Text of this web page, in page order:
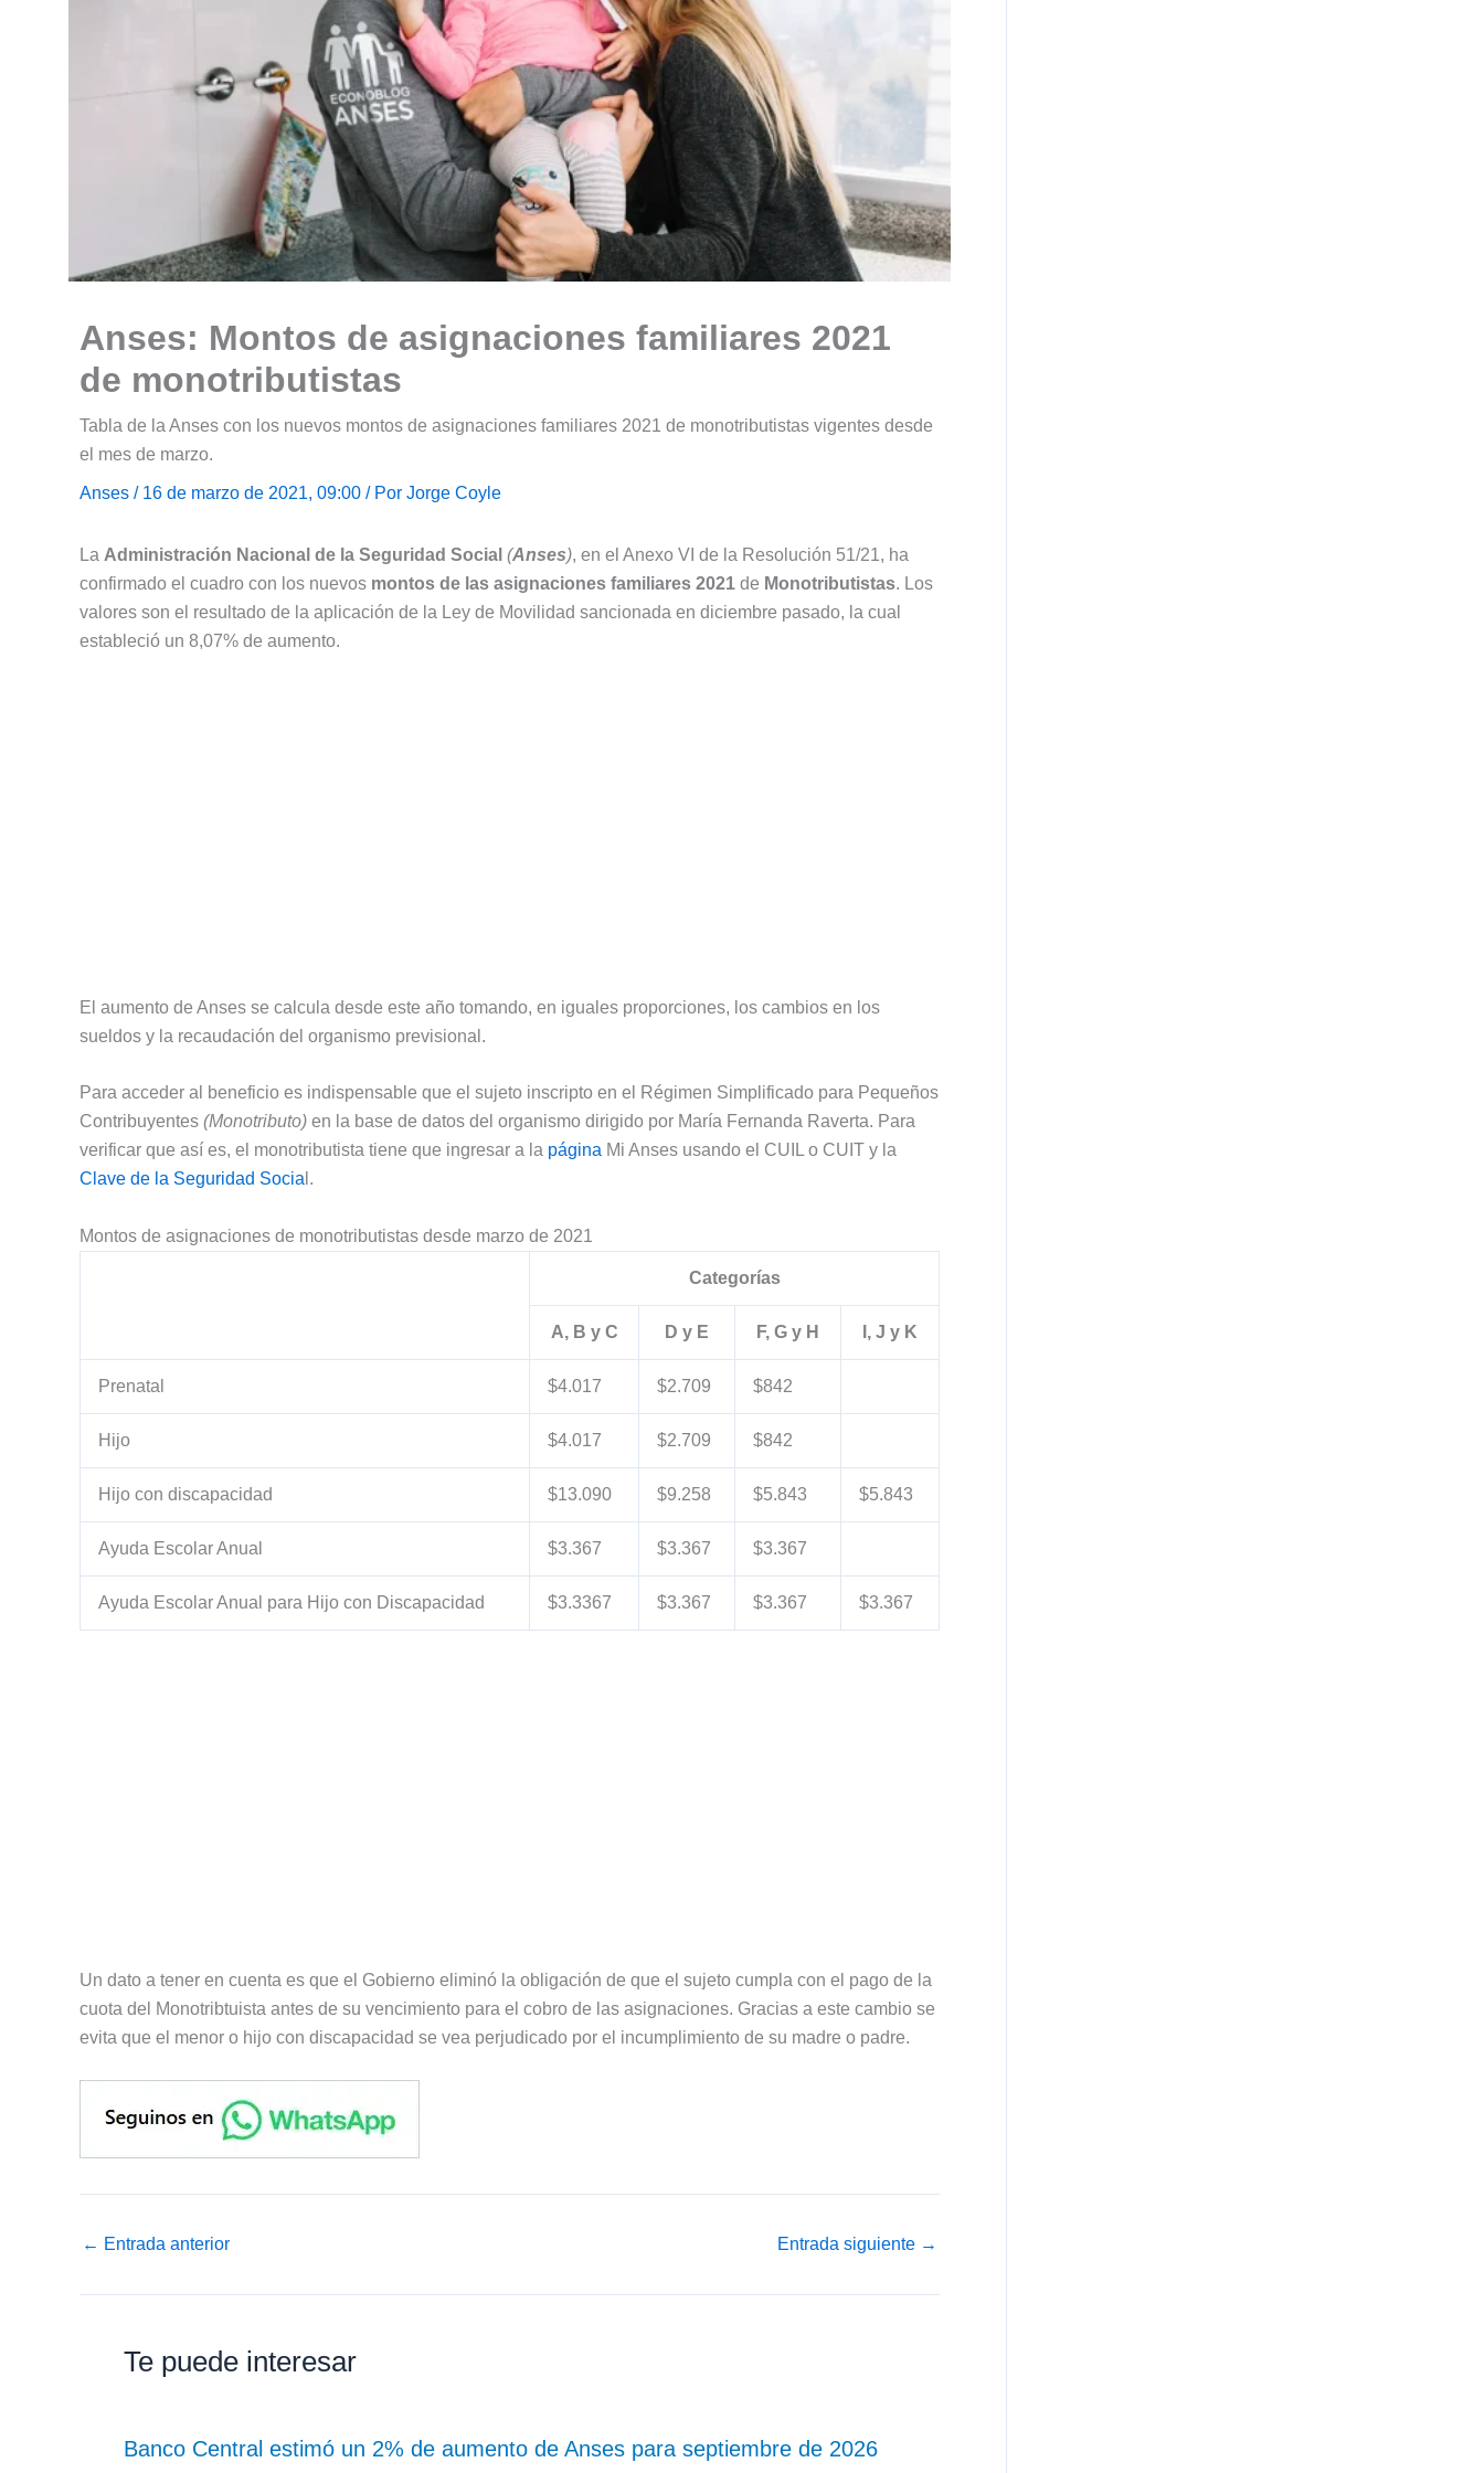
Anses: Montos de asignaciones familiares 2021
de monotributistas
Tabla de la Anses con los nuevos montos de asignaciones familiares 2021 de monotributistas vigentes desde
el mes de marzo.
Anses / 16 de marzo de 2021, 09:00 / Por Jorge Coyle
La Administración Nacional de la Seguridad Social (Anses), en el Anexo VI de la Resolución 51/21, ha
confirmado el cuadro con los nuevos montos de las asignaciones familiares 2021 de Monotributistas. Los
valores son el resultado de la aplicación de la Ley de Movilidad sancionada en diciembre pasado, la cual
estableció un 8,07% de aumento.
El aumento de Anses se calcula desde este año tomando, en iguales proporciones, los cambios en los
sueldos y la recaudación del organismo previsional.
Para acceder al beneficio es indispensable que el sujeto inscripto en el Régimen Simplificado para Pequeños
Contribuyentes (Monotributo) en la base de datos del organismo dirigido por María Fernanda Raverta. Para
verificar que así es, el monotributista tiene que ingresar a la página Mi Anses usando el CUIL o CUIT y la
Clave de la Seguridad Socia l.
Montos de asignaciones de monotributistas desde marzo de 2021
Categorías
A, B y C D y E F, G y H I, J y K
Prenatal $4.017 $2.709 $842
Hijo $4.017 $2.709 $842
Hijo con discapacidad $13.090 $9.258 $5.843 $5.843
Ayuda Escolar Anual $3.367 $3.367 $3.367
Ayuda Escolar Anual para Hijo con Discapacidad $3.3367 $3.367 $3.367 $3.367
Un dato a tener en cuenta es que el Gobierno eliminó la obligación de que el sujeto cumpla con el pago de la
cuota del Monotribtuista antes de su vencimiento para el cobro de las asignaciones. Gracias a este cambio se
evita que el menor o hijo con discapacidad se vea perjudicado por el incumplimiento de su madre o padre.
← Entrada anterior Entrada siguiente →
Te puede interesar
Banco Central estimó un 2% de aumento de Anses para septiembre de 2026